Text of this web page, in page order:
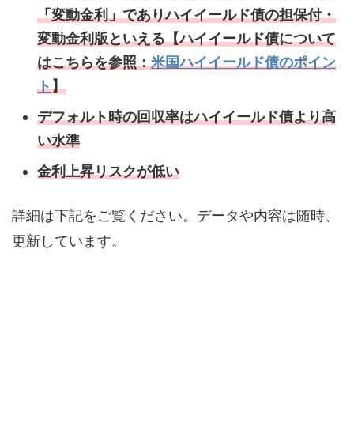
「変動金利」でありハイイールド債の担保付・
変動金利版といえる【ハイイールド債について
はこちらを参照：米国ハイイールド債のポイン
ト】
デフォルト時の回収率はハイイールド債より高
い水準
金利上昇リスクが低い
詳細は下記をご覧ください。データや内容は随時、
更新しています。